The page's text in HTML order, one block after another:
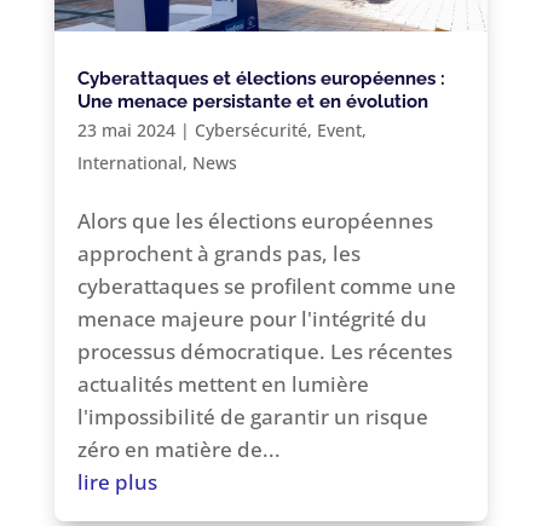
Cyberattaques et élections européennes :
Une menace persistante et en évolution
23 mai 2024| Cybersécurité, Event,
International, News
Alors que les élections européennes
approchent à grands pas, les
cyberattaques se profilent comme une
menace majeure pour l'intégrité du
processus démocratique. Les récentes
actualités mettent en lumière
l'impossibilité de garantir un risque
zéro en matière de...
lire plus